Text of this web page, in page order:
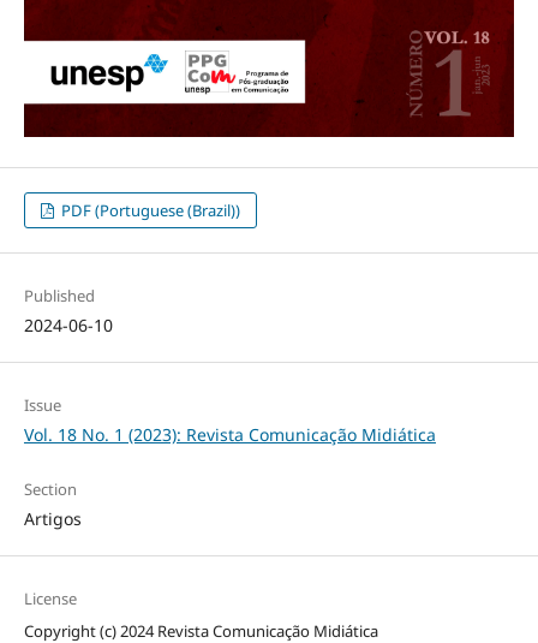
PDF (Portuguese (Brazil))
Published
2024-06-10
Issue
Vol. 18 No. 1 (2023): Revista Comunicação Midiática
Section
Artigos
License
Copyright (c) 2024 Revista Comunicação Midiática